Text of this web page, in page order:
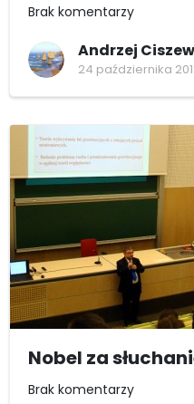
Brak komentarzy
Andrzej
24 października
Nobel za
Brak komentarzy